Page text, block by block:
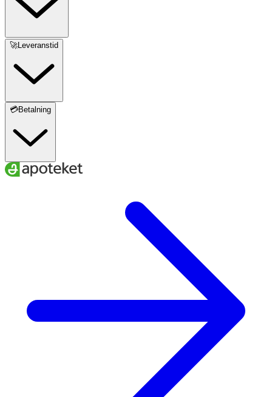
🚀Leveranstid
💳Betalning